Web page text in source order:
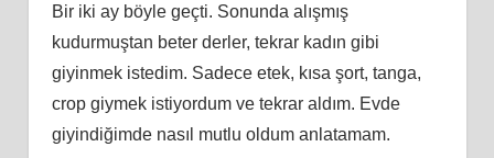
Bir iki ay böyle geçti. Sonunda alışmış
kudurmuştan beter derler, tekrar kadın gibi
giyinmek istedim. Sadece etek, kısa şort, tanga,
crop giymek istiyordum ve tekrar aldım. Evde
giyindiğimde nasıl mutlu oldum anlatamam.